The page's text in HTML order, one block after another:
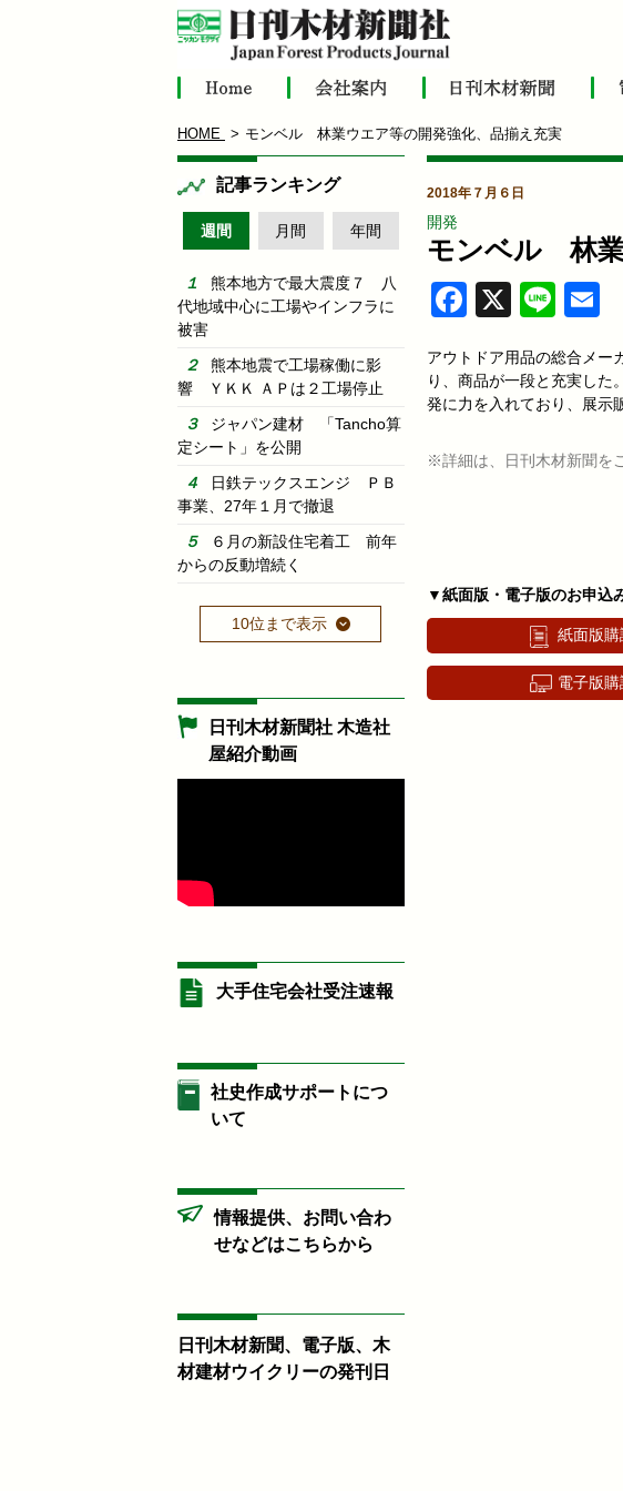
HOME モンベル 林業ウエア等の開発強化、品揃え充実
2018年７月６日
開発
モンベル 林業
Facebook
X Line
アウトドア用品の総合メー
り、商品が一段と充実した
発に力を入れており、展示
※詳細は、日刊木材新聞を
▼紙面版・電子版のお申込
紙面版購
電子版購
記事ランキング
週間 月間 年間
熊本地方で最大震度７ 八
代地域中心に工場やインフラに
被害
熊本地震で工場稼働に影
響 ＹＫＫ ＡＰは２工場停止
ジャパン建材 「Tancho算
定シート」を公開
日鉄テックスエンジ ＰＢ
事業、27年１月で撤退
６月の新設住宅着工 前年
からの反動増続く
10位まで表示
日刊木材新聞社 木造社
屋紹介動画
大手住宅会社受注速報
社史作成サポートにつ
いて
情報提供、お問い合わ
せなどはこちらから
日刊木材新聞、電子版、木
材建材ウイクリーの発刊日